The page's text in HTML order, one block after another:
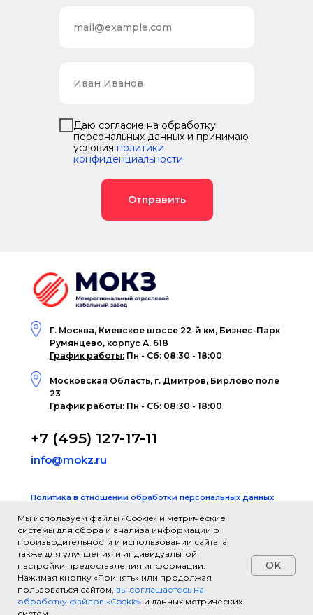
+7 (495) 127-17-11
info@mokz.ru
Московская Область, г. Дмитров, Бирлово поле
23
График работы: Пн - Сб: 08:30 - 18:00
Г. Москва, Киевское шоссе 22-й км, Бизнес-Парк
Румянцево, корпус А, 618
График работы: Пн - Сб: 08:30 - 18:00
Даю согласие на обработку
персональных данных и принимаю
условия политики
конфиденциальности
Отправить
Политика в отношении обработки персональных данных
Согласие на обработку данных «cookies»
Согласие на обработку персональных данных
Информация, размещённая на сайте, представлена
исключительно в ознакомительных целях и не
является публичной офертой в соответствии с
положениями статьи 437 Гражданского кодекса РФ
Мы используем файлы «Cookie» и метрические
системы для сбора и анализа информации о
производительности и использовании сайта, а
также для улучшения и индивидуальной
настройки предоставления информации.
Нажимая кнопку «Принять» или продолжая
пользоваться сайтом, вы соглашаетесь на
обработку файлов «Cookie» и данных метрических
OK